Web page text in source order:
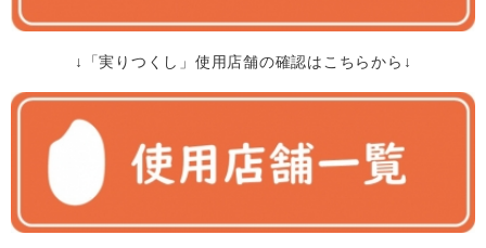
↓「実りつくし」使用店舗の確認はこちらから↓